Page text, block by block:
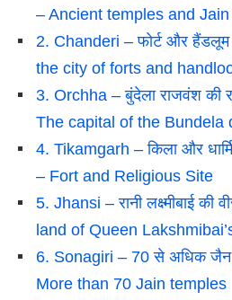
– Ancient temples and
2. Chanderi – फोर्ट और
the city of forts and
3. Orchha – बुंदेला राजवंश की
The capital of the Bundela
4. Tikamgarh – किला और
– Fort and Religious Site
5. Jhansi – रानी लक्ष्मीबाई की
land of Queen
6. Sonagiri – 70 से अधिक जैन
More than 70 Jain temples